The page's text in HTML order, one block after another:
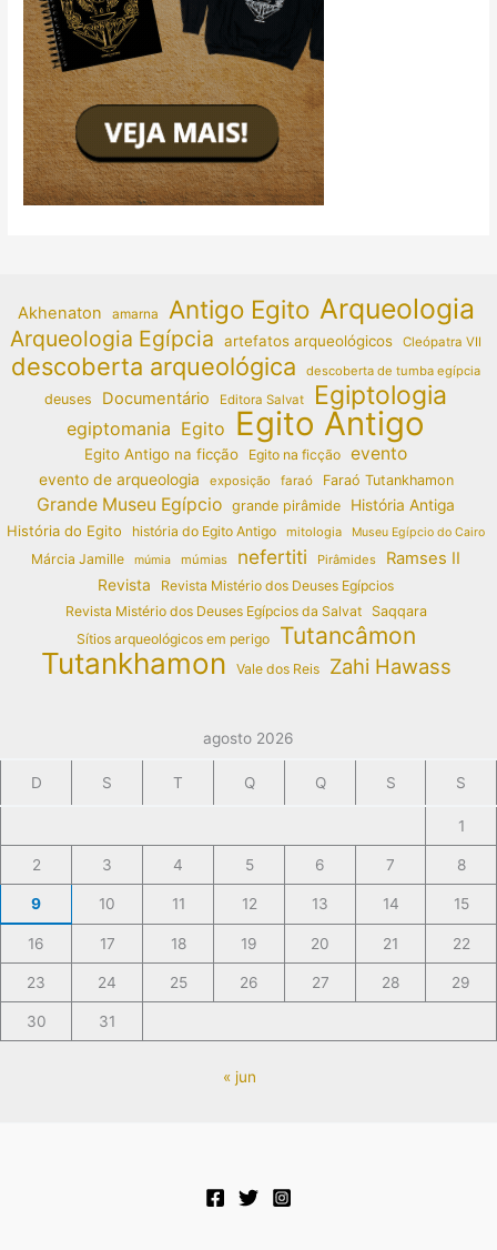
Akhenaton amarna Antigo Egito Arqueologia
Arqueologia Egípcia artefatos arqueológicos Cleópatra VII
descoberta arqueológica descoberta de tumba egípcia
deuses Documentário Editora Salvat Egiptologia
egiptomania Egito Egito Antigo
Egito Antigo na ficção Egito na ficção evento
evento de arqueologia exposição faraó Faraó Tutankhamon
Grande Museu Egípcio grande pirâmide
História Antiga
História do Egito
história do Egito Antigo mitologia Museu Egípcio do Cairo
Márcia Jamille múmia múmias nefertiti Pirâmides Ramses II
Revista
Revista Mistério dos Deuses Egípcios
Revista Mistério dos Deuses Egípcios da Salvat
Saqqara
Sítios arqueológicos em perigo
Tutancâmon
Tutankhamon Vale dos Reis Zahi Hawass
agosto 2026
D S T Q Q S S
1
2 3 4 5 6 7 8
9 10 11 12 13 14 15
16 17 18 19 20 21 22
23 24 25 26 27 28 29
30 31
« jun